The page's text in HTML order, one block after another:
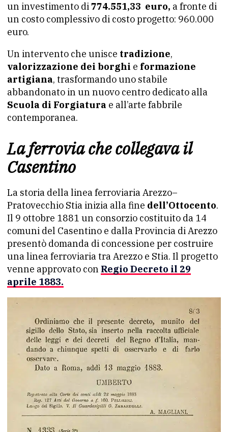
un investimento di774.551,33 euro, a fronte di
un costo complessivo di costo progetto: 960.000
euro.
Un intervento che unisce tradizione,
valorizzazione dei borghi e formazione
artigiana, trasformando uno stabile
abbandonato in un nuovo centro dedicato alla
Scuola di Forgiatura e all’arte fabbrile
contemporanea.
La ferrovia che collegava il
Casentino
La storia della linea ferroviaria Arezzo–
Pratovecchio Stia inizia alla fine dell’Ottocento.
Il 9 ottobre 1881 un consorzio costituito da 14
comuni del Casentino e dalla Provincia di Arezzo
presentò domanda di concessione per costruire
una linea ferroviaria tra Arezzo e Stia. Il progetto
venne approvato con Regio Decreto il 29
aprile 1883.